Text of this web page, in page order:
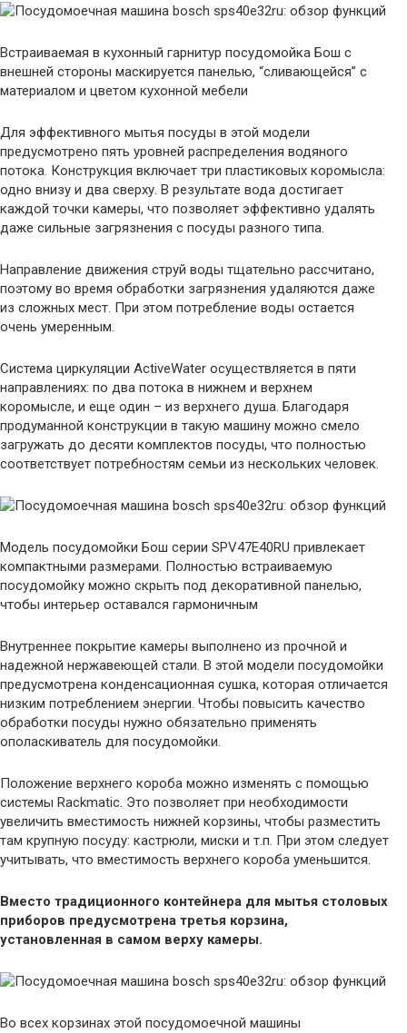
Встраиваемая в кухонный гарнитур посудомойка Бош с
внешней стороны маскируется панелью, “сливающейся” с
материалом и цветом кухонной мебели
Для эффективного мытья посуды в этой модели
предусмотрено пять уровней распределения водяного
потока. Конструкция включает три пластиковых коромысла:
одно внизу и два сверху. В результате вода достигает
каждой точки камеры, что позволяет эффективно удалять
даже сильные загрязнения с посуды разного типа.
Направление движения струй воды тщательно рассчитано,
поэтому во время обработки загрязнения удаляются даже
из сложных мест. При этом потребление воды остается
очень умеренным.
Система циркуляции ActiveWater осуществляется в пяти
направлениях: по два потока в нижнем и верхнем
коромысле, и еще один – из верхнего душа. Благодаря
продуманной конструкции в такую машину можно смело
загружать до десяти комплектов посуды, что полностью
соответствует потребностям семьи из нескольких человек.
Модель посудомойки Бош серии SPV47E40RU привлекает
компактными размерами. Полностью встраиваемую
посудомойку можно скрыть под декоративной панелью,
чтобы интерьер оставался гармоничным
Внутреннее покрытие камеры выполнено из прочной и
надежной нержавеющей стали. В этой модели посудомойки
предусмотрена конденсационная сушка, которая отличается
низким потреблением энергии. Чтобы повысить качество
обработки посуды нужно обязательно применять
ополаскиватель для посудомойки.
Положение верхнего короба можно изменять с помощью
системы Rackmatic. Это позволяет при необходимости
увеличить вместимость нижней корзины, чтобы разместить
там крупную посуду: кастрюли, миски и т.п. При этом следует
учитывать, что вместимость верхнего короба уменьшится.
Вместо традиционного контейнера для мытья столовых
приборов предусмотрена третья корзина,
установленная в самом верху камеры.
Во всех корзинах этой посудомоечной машины